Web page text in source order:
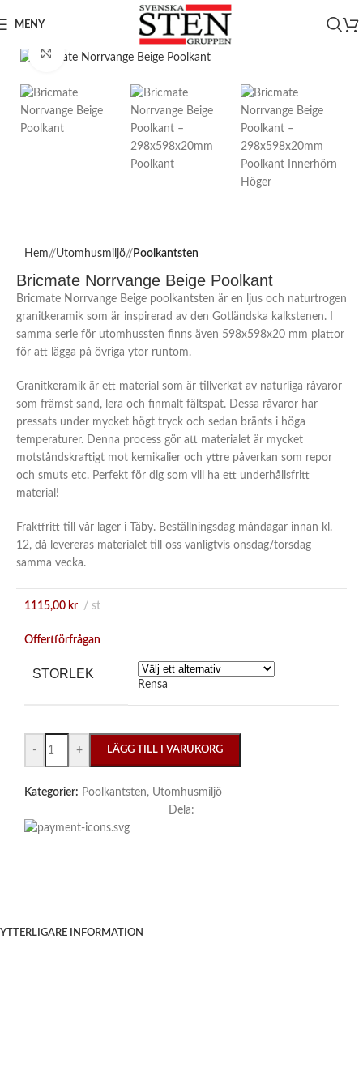
MENY
Click to enlarge
Hem/ Utomhusmiljö/ Poolkantsten
Bricmate Norrvange Beige Poolkant
Bricmate Norrvange Beige poolkantsten är en ljus och naturtrogen
granitkeramik som är inspirerad av den Gotländska kalkstenen. I
samma serie för utomhussten finns även 598x598x20 mm plattor
för att lägga på övriga ytor runtom.
Granitkeramik är ett material som är tillverkat av naturliga råvaror
som främst sand, lera och finmalt fältspat. Dessa råvaror har
pressats under mycket högt tryck och sedan bränts i höga
temperaturer. Denna process gör att materialet är mycket
motståndskraftigt mot kemikalier och yttre påverkan som repor
och smuts etc. Perfekt för dig som vill ha ett underhållsfritt
material!
Fraktfritt till vår lager i Täby. Beställningsdag måndagar innan kl.
12, då levereras materialet till oss vanligtvis onsdag/torsdag
samma vecka.
1115,00 kr st
Offertförfrågan
STORLEK
Rensa
- + LÄGG TILL I VARUKORG
Kategorier: Poolkantsten, Utomhusmiljö
Dela:
YTTERLIGARE INFORMATION